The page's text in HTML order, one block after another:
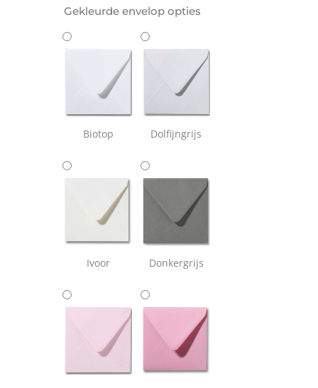
Gekleurde envelop opties
Biotop Dolfijngrijs
Ivoor Donkergrijs